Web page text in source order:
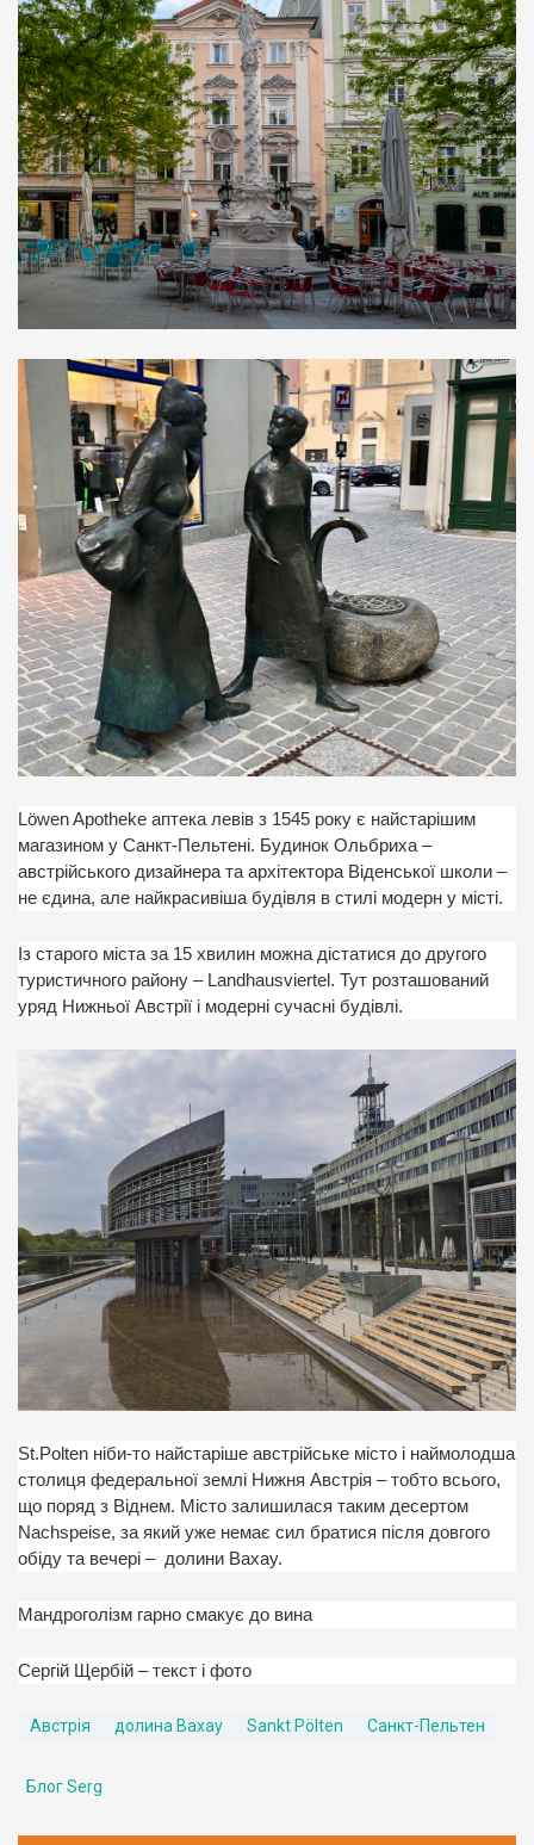
Löwen Apotheke аптека левів з 1545 року є найстарішим
магазином у Санкт-Пельтені. Будинок Ольбриха –
австрійського дизайнера та архітектора Віденської школи –
не єдина, але найкрасивіша будівля в стилі модерн у місті.
Із старого міста за 15 хвилин можна дістатися до другого
туристичного району – Landhausviertel. Тут розташований
уряд Нижньої Австрії і модерні сучасні будівлі.
St.Polten ніби-то найстаріше австрійське місто і наймолодша
столиця федеральної землі Нижня Австрія – тобто всього,
що поряд з Віднем. Місто залишилася таким десертом
Nachspeise, за який уже немає сил братися після довгого
обіду та вечері – долини Вахау.
Мандроголізм гарно смакує до вина
Сергій Щербій – текст і фото
Австрія долина Вахау Sankt Pölten Санкт-Пельтен
Блог Serg